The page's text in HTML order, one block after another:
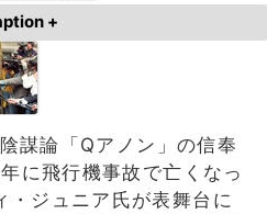
+
謀論「Qアノン」の信奉
に飛行機事故で亡くなっ
・ジュニア氏が表舞台に